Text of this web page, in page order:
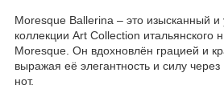
Moresque Ballerina – это изысканный
коллекции Art Collection итальянского
Moresque. Он вдохновлён грацией и
выражая её элегантность и силу
нот.